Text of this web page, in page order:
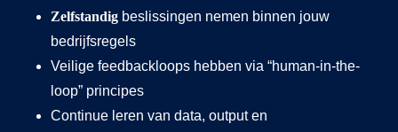
Zelfstandigbeslissingen nemen binnen jouw
bedrijfsregels
Veilige feedbackloops hebben via “human-in-the-
loop” principes
Continue leren van data, output en